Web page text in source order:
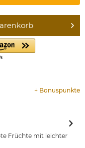
+ Bonuspunkte
Früchte mit leichter